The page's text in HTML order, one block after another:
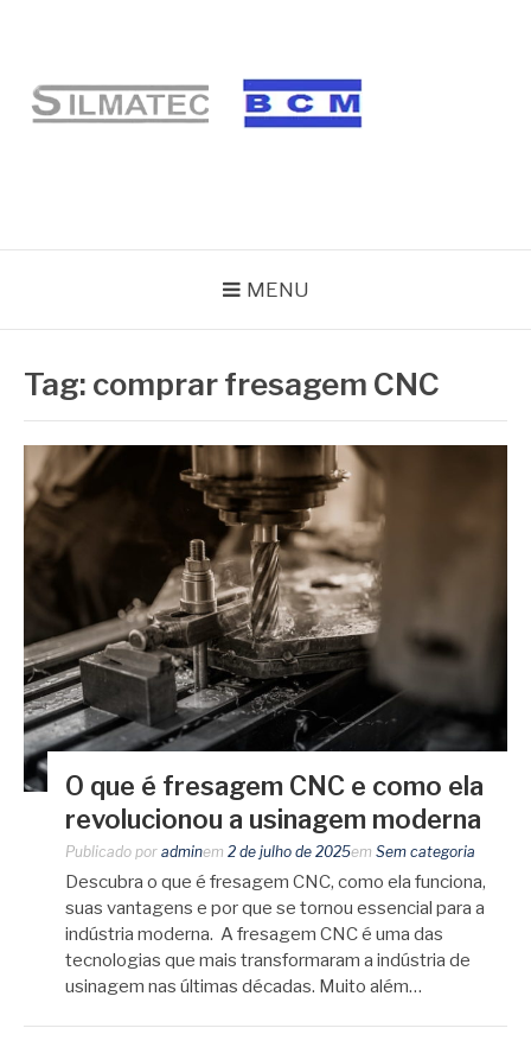
conteúdo
MENU
Tag: comprar fresagem CNC
O que é fresagem CNC e como ela
revolucionou a usinagem moderna
Publicado por adminem 2 de julho de 2025em Sem categoria
Descubra o que é fresagem CNC, como ela funciona,
suas vantagens e por que se tornou essencial para a
indústria moderna. A fresagem CNC é uma das
tecnologias que mais transformaram a indústria de
usinagem nas últimas décadas. Muito além…